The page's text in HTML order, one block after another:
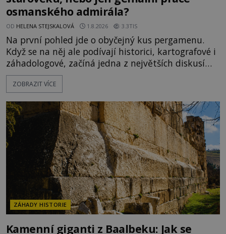
osmanského admirála?
OD HELENA STEJSKALOVÁ 1.8.2026 3.3TIS
Na první pohled jde o obyčejný kus pergamenu.
Když se na něj ale podívají historici, kartografové i
záhadologové, začíná jedna z největších diskusí
moderní historie. Osmanský admirál Piri Reis roku
1513 kreslí mapu světa, která překvapuje
ní vidí důkaz ztracené civilizace nebo dokonce
znalost Antarktidy dávno před jejím objevením.
Jiní tvrdí,
ZOBRAZIT VÍCE
ZÁHADY HISTORIE
Kamenní giganti z Baalbeku: Jak se